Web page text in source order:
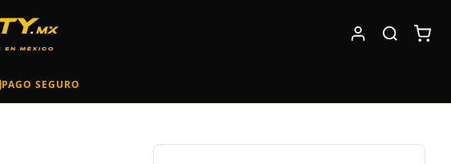
PAGO SEGURO